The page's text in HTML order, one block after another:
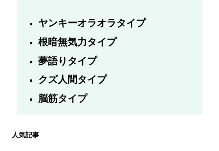
ヤンキーオラオラタイプ
根暗無気力タイプ
夢語りタイプ
クズ人間タイプ
脳筋タイプ
人気記事